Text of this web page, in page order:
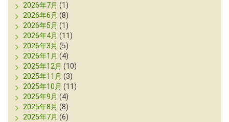
2026年7月 (1)
2026年6月 (8)
2026年5月 (1)
2026年4月 (11)
2026年3月 (5)
2026年1月 (4)
2025年12月 (10)
2025年11月 (3)
2025年10月 (11)
2025年9月 (4)
2025年8月 (8)
2025年7月 (6)